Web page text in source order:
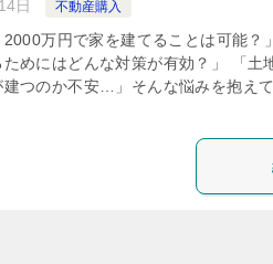
日 不動産購入
2000万円で家を建てることは可能？
めにはどんな対策が有効？」 「土
建つのか不安…」そんな悩みを抱え